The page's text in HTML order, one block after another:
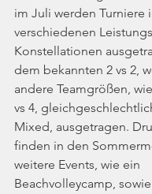
im Juli werden Turniere
verschiedenen
Konstellationen
dem bekannten 2 vs 2,
andere Teamgrößen,
vs 4,
Mixed, ausgetragen.
finden in den
weitere Events, wie ein
Beachvolleycamp,